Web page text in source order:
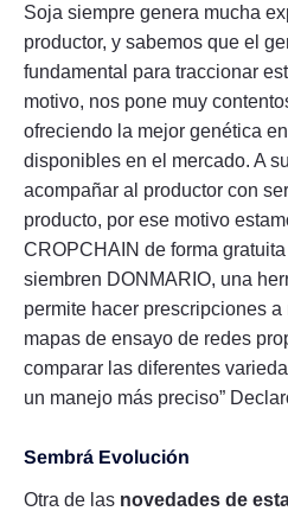
Soja siempre genera mucha
productor, y sabemos que el
fundamental para traccionar
motivo, nos pone muy
ofreciendo la mejor genética
disponibles en el mercado. A
acompañar al productor con
producto, por ese motivo
CROPCHAIN de forma
siembren DONMARIO, una
permite hacer prescripciones
mapas de ensayo de redes
comparar las diferentes
un manejo más preciso”
Sembrá Evolución
Otra de las novedades de